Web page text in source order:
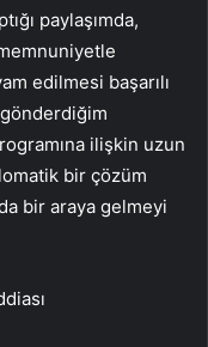
paylaşımda,
edilmesi başarılı
gönderdiğim
ilişkin uzun
bir çözüm
bir araya gelmeyi